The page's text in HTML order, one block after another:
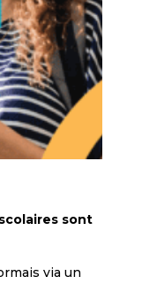
sont
via un